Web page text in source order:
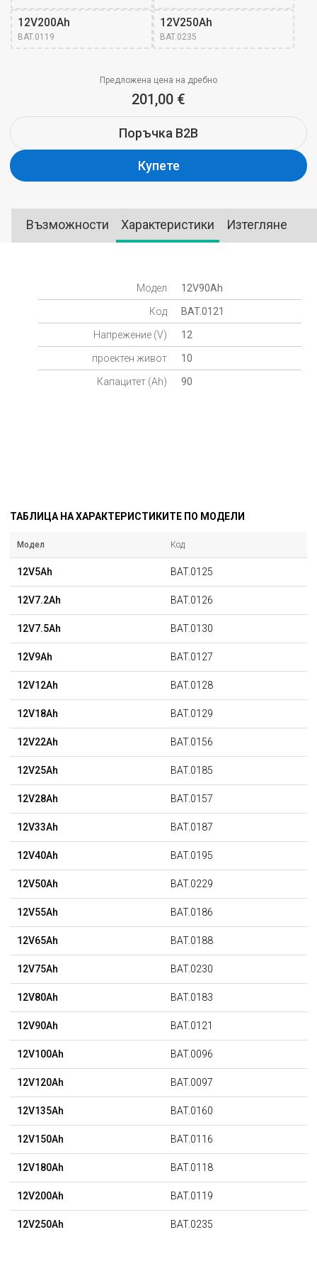
12V200Ah
BAT.0119
12V250Ah
BAT.0235
Предложена цена на дребно
201,00 €
Поръчка B2B
Купете
Възможности Характеристики Изтегляне
Модел 12V90Ah
Код BAT.0121
Напрежение (V) 12
проектен живот 10
Капацитет (Ah) 90
ТАБЛИЦА НА ХАРАКТЕРИСТИКИТЕ ПО МОДЕЛИ
Модел Код
12V5Ah BAT.0125
12V7.2Ah BAT.0126
12V7.5Ah BAT.0130
12V9Ah BAT.0127
12V12Ah BAT.0128
12V18Ah BAT.0129
12V22Ah BAT.0156
12V25Ah BAT.0185
12V28Ah BAT.0157
12V33Ah BAT.0187
12V40Ah BAT.0195
12V50Ah BAT.0229
12V55Ah BAT.0186
12V65Ah BAT.0188
12V75Ah BAT.0230
12V80Ah BAT.0183
12V90Ah BAT.0121
12V100Ah BAT.0096
12V120Ah BAT.0097
12V135Ah BAT.0160
12V150Ah BAT.0116
12V180Ah BAT.0118
12V200Ah BAT.0119
12V250Ah BAT.0235